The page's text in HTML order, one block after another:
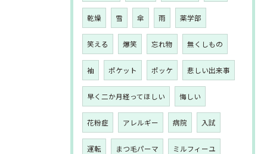
乾燥 雪 傘 雨 薬学部
笑える 爆笑 忘れ物 無くしもの
袖 ポケット ポッケ 悲しい出来事
早く二か月経ってほしい 悔しい
花粉症 アレルギー 病院 入試
運転 まつ毛パーマ ミルフィーユ